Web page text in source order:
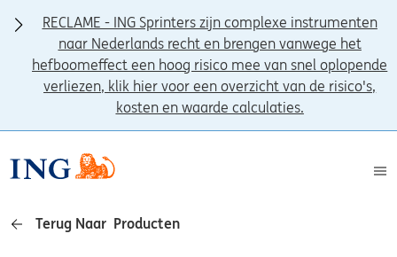
RECLAME - ING Sprinters zijn complexe instrumenten
naar Nederlands recht en brengen vanwege het
hefboomeffect een hoog risico mee van snel oplopende
verliezen, klik hier voor een overzicht van de risico's,
kosten en waarde calculaties.
Terug Naar Producten